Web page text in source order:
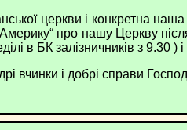
церкви і конкретна
про нашу Церкву
в БК залізничників з 9.30 )
вчинки і добрі справи